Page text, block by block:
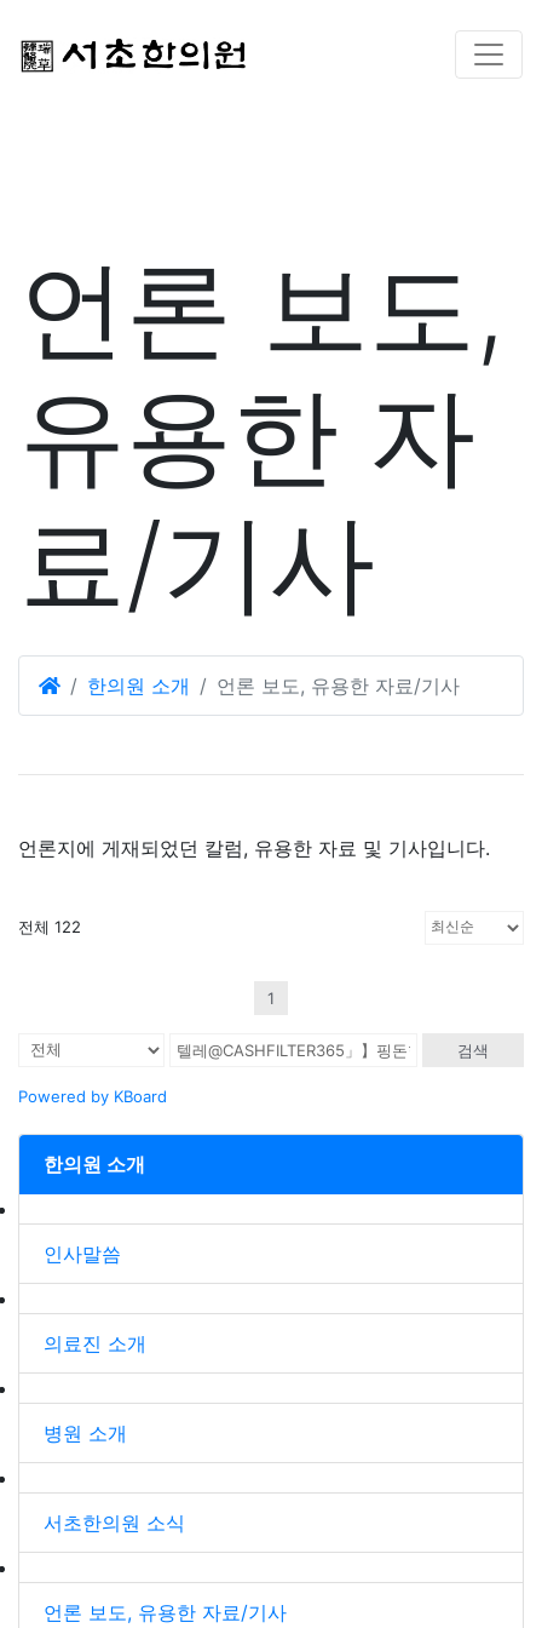
언론 보도,
유용한 자
료/기사
한의원 소개
인사말씀
의료진 소개
병원 소개
서초한의원 소식
언론 보도, 유용한 자료/기사
한의원 소개 언론 보도, 유용한 자료/기사
언론지에 게재되었던 칼럼, 유용한 자료 및 기사입니다.
전체 122
1
검색
Powered by KBoard